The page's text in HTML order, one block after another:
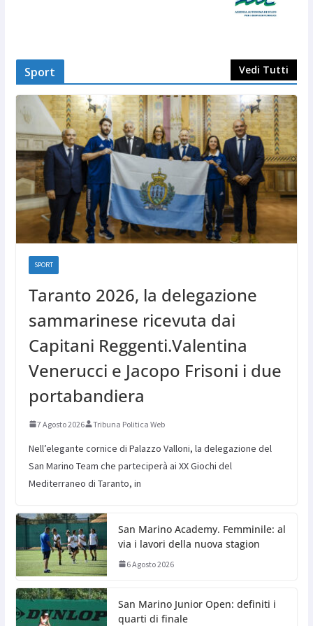
Sport Vedi Tutti
SPORT
Taranto 2026, la delegazione
sammarinese ricevuta dai
Capitani Reggenti.Valentina
Venerucci e Jacopo Frisoni i due
portabandiera
7 Agosto 2026 Tribuna Politica Web
Nell’elegante cornice di Palazzo Valloni, la delegazione del
San Marino Team che parteciperà ai XX Giochi del
Mediterraneo di Taranto, in
San Marino Academy. Femminile: al
via i lavori della nuova stagion
6 Agosto 2026
San Marino Junior Open: definiti i
quarti di finale